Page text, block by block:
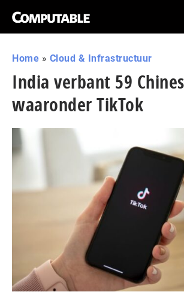
Home » Cloud & Infrastructuur
India verbant 59
waaronder TikTok